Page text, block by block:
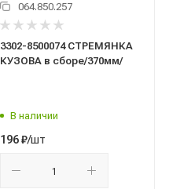
064.850.257
3302-8500074 СТРЕМЯНКА
КУЗОВА в сборе/370мм/
В наличии
196₽/шт